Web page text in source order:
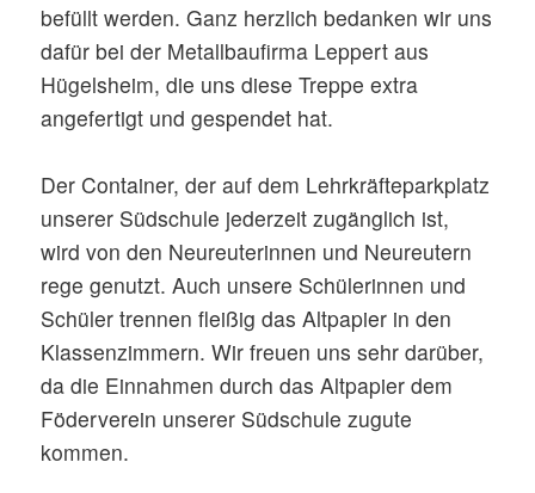
befüllt werden. Ganz herzlich bedanken wir uns
dafür bei der Metallbaufirma Leppert aus
Hügelsheim, die uns diese Treppe extra
angefertigt und gespendet hat.
Der Container, der auf dem Lehrkräfteparkplatz
unserer Südschule jederzeit zugänglich ist,
wird von den Neureuterinnen und Neureutern
rege genutzt. Auch unsere Schülerinnen und
Schüler trennen fleißig das Altpapier in den
Klassenzimmern. Wir freuen uns sehr darüber,
da die Einnahmen durch das Altpapier dem
Föderverein unserer Südschule zugute
kommen.